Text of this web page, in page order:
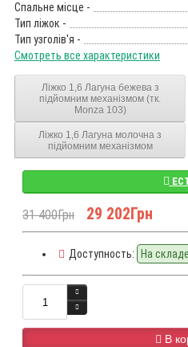
Спальне місце -
Тип ліжок -
Тип узголів'я -
Смотреть все характеристики
Ліжко 1,6 Лагуна бежева з
підйомним механізмом (тк.
Monza 103)
Ліжко 1,6 Лагуна молочна з
підйомним механізмом
31 400Грн 29 202Грн
Доступность: На складе
В